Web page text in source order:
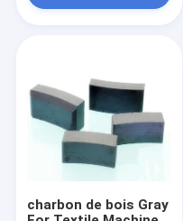
charbon de bois Gray